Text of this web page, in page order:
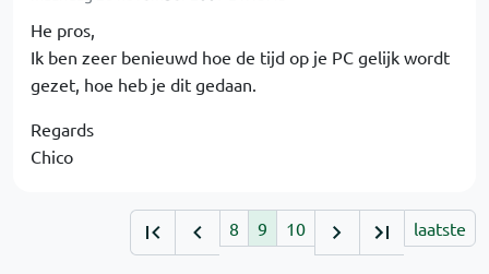
He pros,
Ik ben zeer benieuwd hoe de tijd op je PC gelijk wordt
gezet, hoe heb je dit gedaan.
Regards
Chico
8 9 10 laatste